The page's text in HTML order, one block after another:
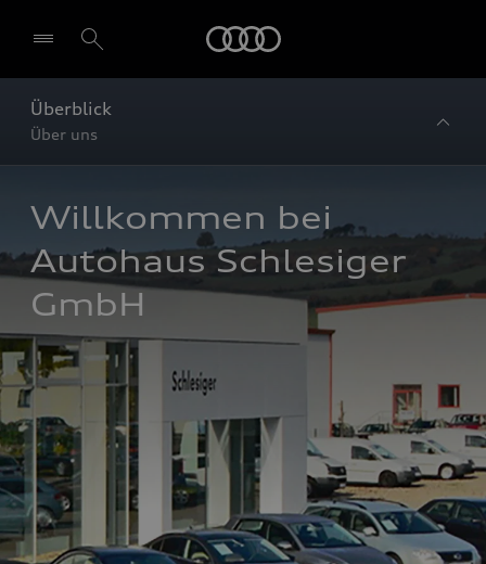
Überblick
Über uns
Willkommen bei
Autohaus Schlesiger
GmbH